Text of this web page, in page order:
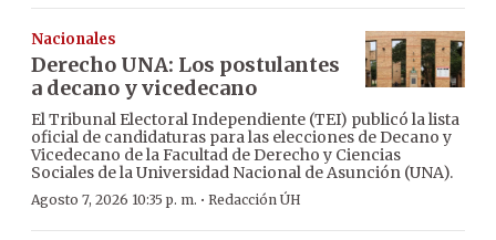
Nacionales
Derecho UNA: Los postulantes
a decano y vicedecano
El Tribunal Electoral Independiente (TEI) publicó la lista
oficial de candidaturas para las elecciones de Decano y
Vicedecano de la Facultad de Derecho y Ciencias
Sociales de la Universidad Nacional de Asunción (UNA).
Agosto 7, 2026 10:35 p. m. · Redacción ÚH